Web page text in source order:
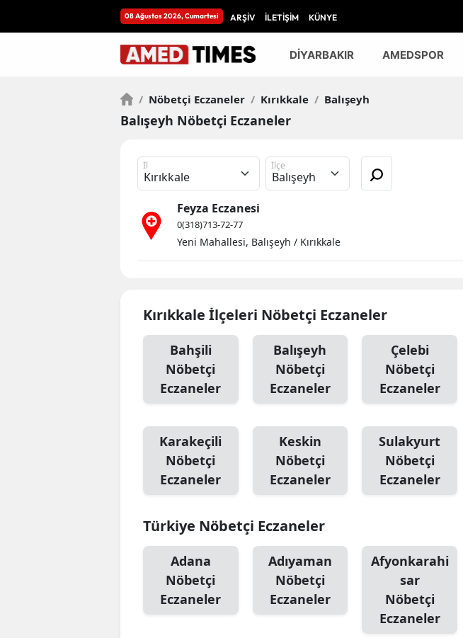
08 Ağustos 2026, Cumartesi ARŞİV İLETİŞİM KÜNYE
DİYARBAKIR AMEDSPOR
/ Nöbetçi Eczaneler / Kırıkkale / Balışeyh
Balışeyh Nöbetçi Eczaneler
İl İlçe
Feyza Eczanesi
0(318)713-72-77
Yeni Mahallesi, Balışeyh / Kırıkkale
Kırıkkale İlçeleri Nöbetçi Eczaneler
Bahşili
Nöbetçi
Eczaneler
Balışeyh
Nöbetçi
Eczaneler
Çelebi
Nöbetçi
Eczaneler
Karakeçili
Nöbetçi
Eczaneler
Keskin
Nöbetçi
Eczaneler
Sulakyurt
Nöbetçi
Eczaneler
Türkiye Nöbetçi Eczaneler
Adana
Nöbetçi
Eczaneler
Adıyaman
Nöbetçi
Eczaneler
Afyonkarahi
sar
Nöbetçi
Eczaneler